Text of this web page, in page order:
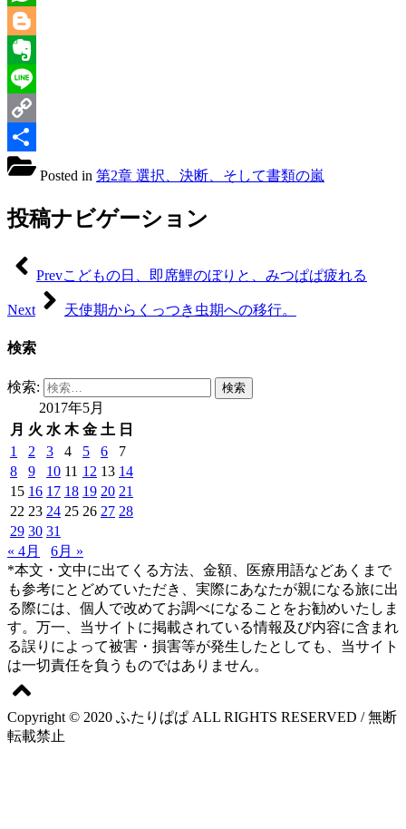
WhatsApp
Blogger
Evernote
Line
Copy
Link
共
Posted in 第2章 選択、決断、そして書類の嵐
投稿ナビゲーション
Prevこどもの日、即席鯉のぼりと、みつぱぱ疲れる
Next 天使期からくっつき虫期への移行。
検索
検索:
2017年5月
月 火 水 木 金 土 日
1
2 3 4 5 6
7
8
9 10 11 12 13 14
15 16 17 18 19 20 21
22 23 24 25 26 27 28
29 30 31
« 4月
6月 »
*本文・文中に出てくる方法、金額、医療用語などあくまで
も参考にとどめていただき、実際にあなたが親になる旅に出
る際には、個人で改めてお調べになることをお勧めいたしま
す。万一、当サイトに掲載されている情報及び内容に含まれ
る誤りによって被害・損害等が発生したとしても、当サイト
は一切責任を負うものではありません。
Copyright © 2020 ふたりぱぱ ALL RIGHTS RESERVED / 無断
転載禁止